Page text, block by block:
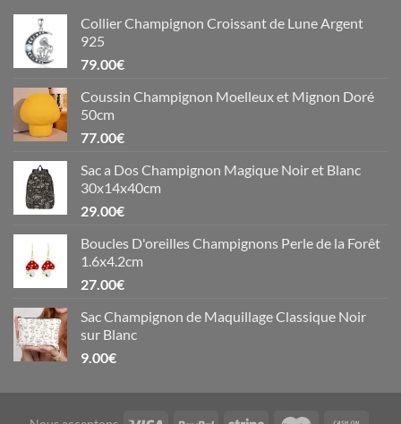
Collier Champignon Croissant de Lune Argent
925
79.00€
Coussin Champignon Moelleux et Mignon Doré
50cm
77.00€
Sac a Dos Champignon Magique Noir et Blanc
30x14x40cm
29.00€
Boucles D'oreilles Champignons Perle de la Forêt
1.6x4.2cm
27.00€
Sac Champignon de Maquillage Classique Noir
sur Blanc
9.00€